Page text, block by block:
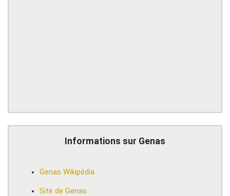
Informations sur Genas
Genas Wikipédia
Site de Genas